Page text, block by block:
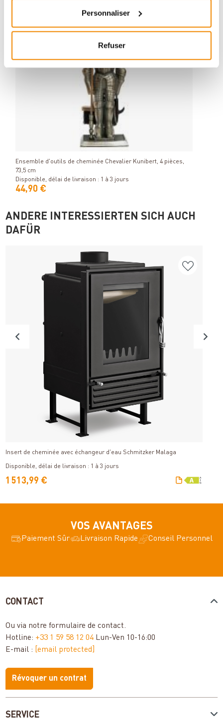
Personnaliser
Refuser
Détails
Ensemble d'outils de cheminée Chevalier Kunibert, 4 pièces,
73,5 cm
Disponible, délai de livraison : 1 à 3 jours
44,90 €
ANDERE INTERESSIERTEN SICH AUCH
DAFÜR
Détails
Insert de cheminée avec échangeur d'eau Schmitzker Malaga
Disponible, délai de livraison : 1 à 3 jours
1 513,99 €
VOS AVANTAGES
Paiement Sûr Livraison Rapide Conseil Personnel
SERVICE
CONTACT
Ou via notreformulaire de contact.
Hotline: +33 1 59 58 12 04 Lun-Ven 10-16:00
E-mail : [email protected]
Révoquer un contrat